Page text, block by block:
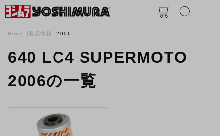
Home 製品情報 2006
640 LC4 SUPERMOTO
2006の一覧